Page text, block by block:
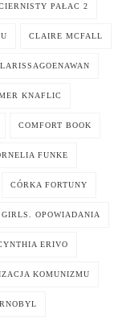
PAŁAC 2
CLAIRE MCFALL
KNAFLIC
COMFORT BOOK
FUNKE
CÓRKA FORTUNY
OPOWIADANIA
ERIVO
KOMUNIZMU